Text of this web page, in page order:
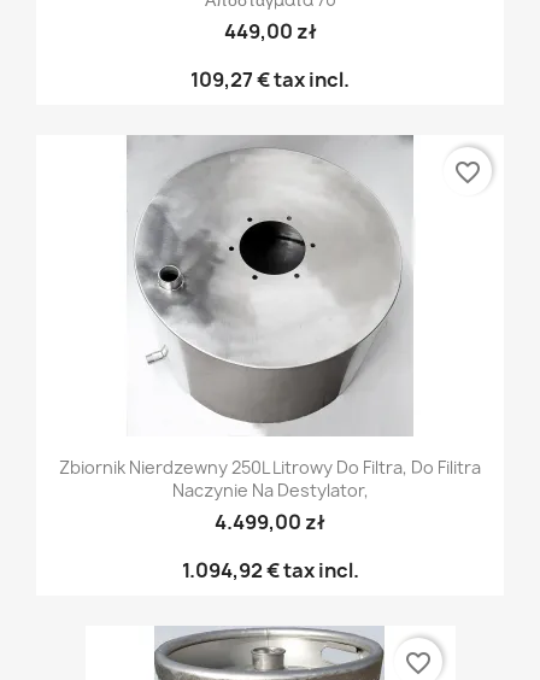
449,00 zł
109,27 €tax incl.
Zbiornik Nierdzewny 250L Litrowy Do Filtra, Do Filitra
Naczynie Na Destylator,
4.499,00 zł
1.094,92 €tax incl.
favorite_border
favorite_border